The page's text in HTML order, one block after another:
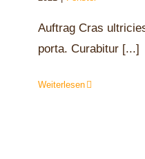
Auftrag Cras
porta. Curabitur [...]
Weiterlesen